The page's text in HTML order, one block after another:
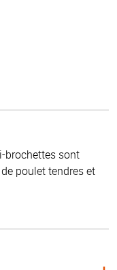
brochettes sont
poulet tendres et